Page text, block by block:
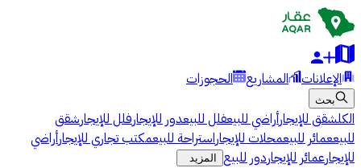
الإعلانات المشاريع الحجوزات
بحث
الكلشقق للإيجارأراضي للبيعفلل للبيعدور للإيجارفلل للإيجارشقق
للبيععمائر للبيعمحلات للإيجاراستراحة للبيعمكتب تجاري للإيجارأراضي
للإيجارعمائر للإيجاردور للبيع المزيد